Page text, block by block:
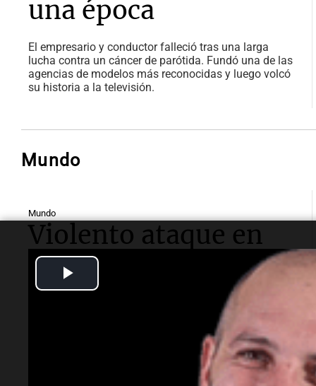
una época
El empresario y conductor falleció tras una larga
lucha contra un cáncer de parótida. Fundó una de las
agencias de modelos más reconocidas y luego volcó
su historia a la televisión.
Mundo
Mundo
Violento ataque en
República
Democrática del
Congo deja al menos
13 muertos por